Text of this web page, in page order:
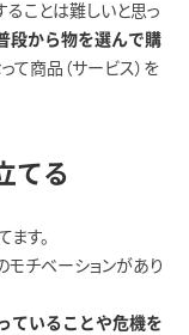
ることは難しいと思っ
段から物を選んで購
て商品（サービス）を
てる
す。
モチベーションがあり
ていることや危機を